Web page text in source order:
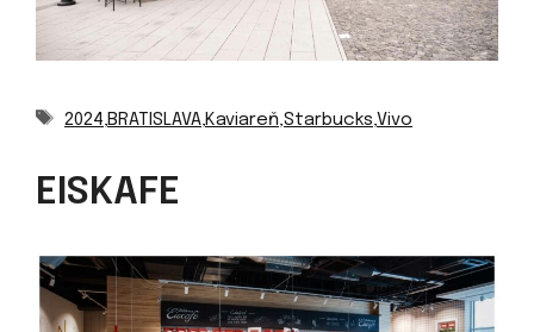
Značky
2024,BRATISLAVA,Kaviareň,Starbucks,Vivo
EISKAFE